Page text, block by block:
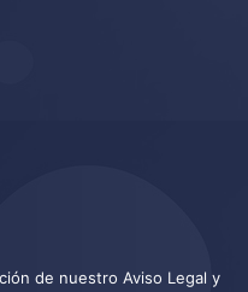
de nuestro Aviso Legal y